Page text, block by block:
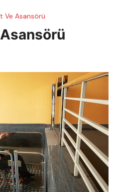
Ve Asansörü